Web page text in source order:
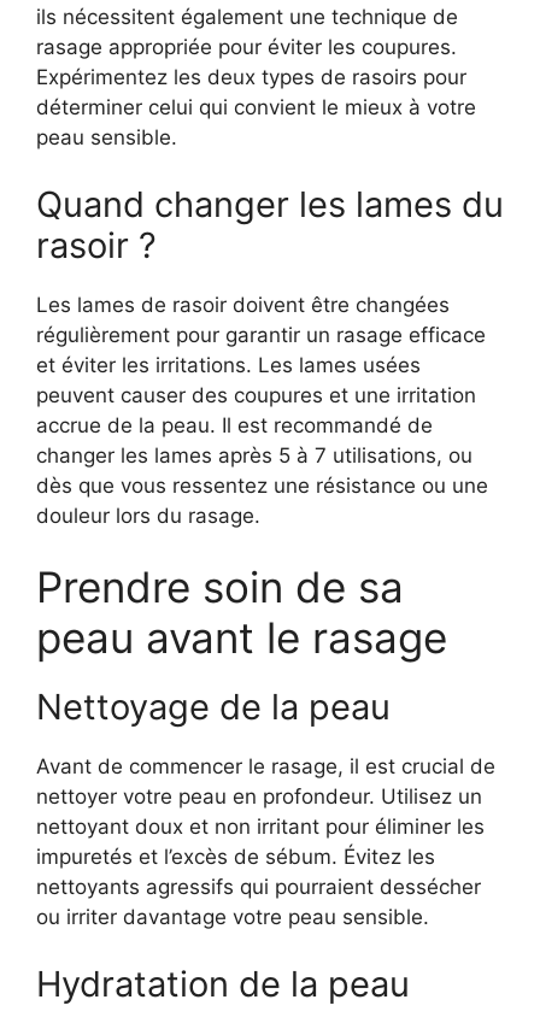
ils nécessitent également une technique de
rasage appropriée pour éviter les coupures.
Expérimentez les deux types de rasoirs pour
déterminer celui qui convient le mieux à votre
peau sensible.
Quand changer les lames du
rasoir ?
Les lames de rasoir doivent être changées
régulièrement pour garantir un rasage efficace
et éviter les irritations. Les lames usées
peuvent causer des coupures et une irritation
accrue de la peau. Il est recommandé de
changer les lames après 5 à 7 utilisations, ou
dès que vous ressentez une résistance ou une
douleur lors du rasage.
Prendre soin de sa
peau avant le rasage
Nettoyage de la peau
Avant de commencer le rasage, il est crucial de
nettoyer votre peau en profondeur. Utilisez un
nettoyant doux et non irritant pour éliminer les
impuretés et l’excès de sébum. Évitez les
nettoyants agressifs qui pourraient dessécher
ou irriter davantage votre peau sensible.
Hydratation de la peau